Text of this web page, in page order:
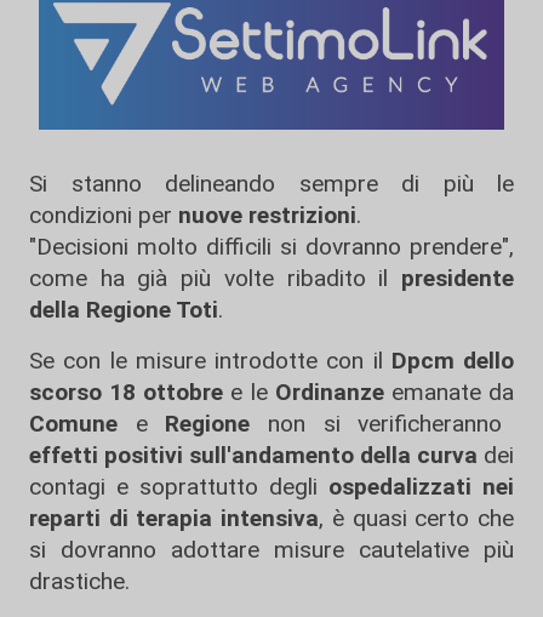
Si stanno delineando sempre di più le
condizioni per nuove restrizioni.
"Decisioni molto difficili si dovranno prendere",
come ha già più volte ribadito il presidente
della Regione Toti.
Se con le misure introdotte con il Dpcm dello
scorso 18 ottobre e le Ordinanzeemanate da
Comune e Regione non si verificheranno
effetti positivi sull'andamento della curva dei
contagi e soprattutto degli ospedalizzati nei
reparti di terapia intensiva, è quasi certo che
si dovranno adottare misure cautelative più
drastiche.